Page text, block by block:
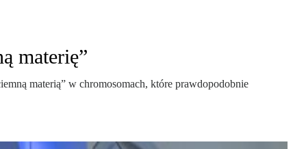
materię”
materią” w chromosomach, które prawdopodobnie